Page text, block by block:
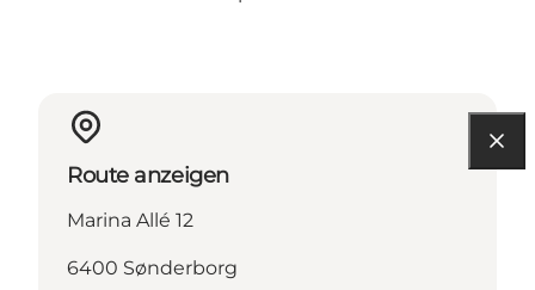
Route anzeigen
Marina Allé 12
6400 Sønderborg